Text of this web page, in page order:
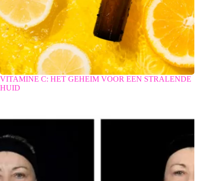
VITAMINE C: HET GEHEIM VOOR EEN STRALENDE
HUID